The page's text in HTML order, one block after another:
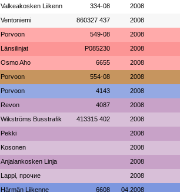
Valkeakosken Liikenn 334-08 2008
Ventoniemi 860327 437 2008
Porvoon 549-08 2008
Länsilinjat P085230 2008
Osmo Aho 6655 2008
Porvoon 554-08 2008
Porvoon 4143 2008
Revon 4087 2008
Wikströms Busstrafik 413315 402 2008
Pekki 2008
Kosonen 2008
Anjalankosken Linja 2008
Lappi, прочие 2008
Härmän Liikenne 6608 04.2008